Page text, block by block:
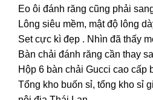
Eo ôi đánh răng cũng phải
Lông siêu mềm, mật độ lông
Set cực kì đẹp . Nhìn đã thấy
Bàn chải đánh răng cần thay
Hộp 6 bàn chải Gucci cao cấp
Tổng kho buốn sỉ, tổng kho sỉ